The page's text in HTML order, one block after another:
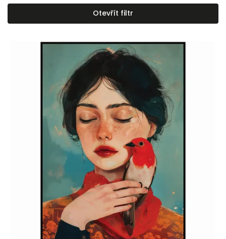
Nejlevnější
Nejdražší
Otevřít filtr